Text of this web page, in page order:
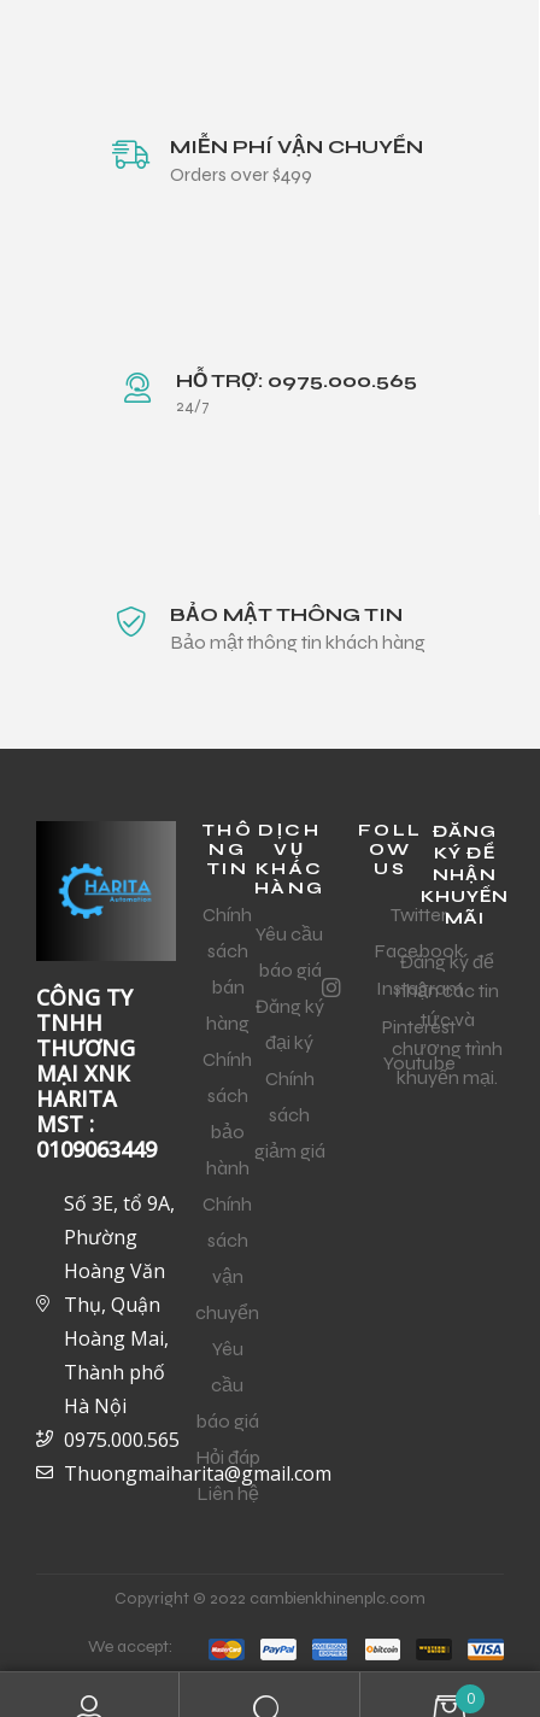
MIỄN PHÍ VẬN CHUYỂN
Orders over $499
HỖ TRỢ: 0975.000.565
24/7
BẢO MẬT THÔNG TIN
Bảo mật thông tin khách hàng
CÔNG TY
TNHH
THƯƠNG
MẠI XNK
HARITA
MST :
0109063449
Số 3E, tổ 9A,
Phường
Hoàng Văn
Thụ, Quận
Hoàng Mai,
Thành phố
Hà Nội
0975.000.565
Thuongmaiharita@gmail.com
THÔ
NG
TIN
Chính
sách
bán
hàng
Chính
sách
bảo
hành
Chính
sách
vận
chuyển
Yêu
cầu
báo giá
Hỏi đáp
Liên hệ
DỊCH
VỤ
KHÁC
HÀNG
Yêu cầu
báo giá
Đăng ký
đại ký
Chính
sách
giảm giá
FOLL
OW
US
Twitter
Facebook
Instagram
Pinterest
Youtube
ĐĂNG
KÝ ĐỂ
NHẬN
KHUYẾN
MÃI
Đăng ký để
nhận các tin
tức và
chương trình
khuyến mại.
Copyright © 2022 cambienkhinenplc.com
We accept:
0